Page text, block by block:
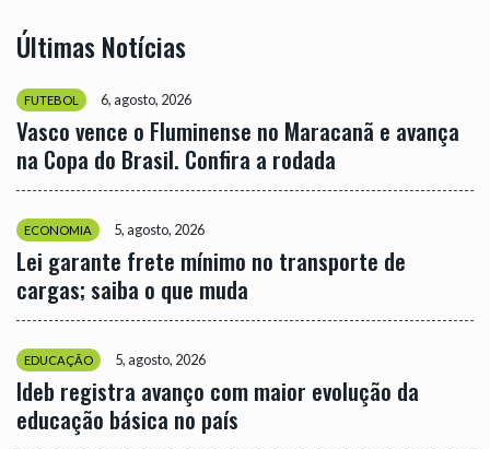
Últimas Notícias
FUTEBOL 6, agosto, 2026
Vasco vence o Fluminense no Maracanã e avança
na Copa do Brasil. Confira a rodada
ECONOMIA 5, agosto, 2026
Lei garante frete mínimo no transporte de
cargas; saiba o que muda
EDUCAÇÃO 5, agosto, 2026
Ideb registra avanço com maior evolução da
educação básica no país